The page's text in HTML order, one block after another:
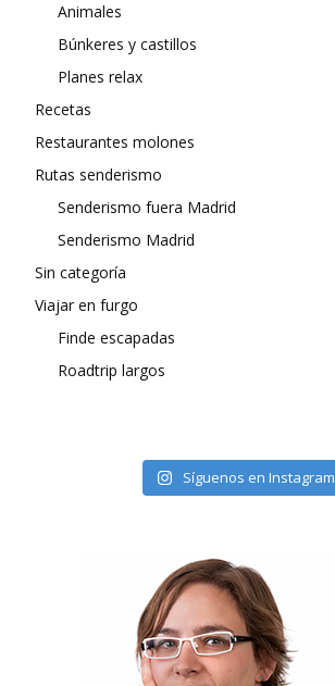
Animales
Búnkeres y castillos
Planes relax
Recetas
Restaurantes molones
Rutas senderismo
Senderismo fuera Madrid
Senderismo Madrid
Sin categoría
Viajar en furgo
Finde escapadas
Roadtrip largos
Síguenos en Instagram